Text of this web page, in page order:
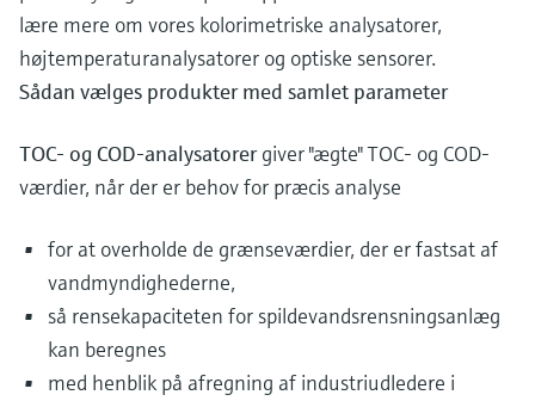
lære mere om vores kolorimetriske analysatorer,
højtemperaturanalysatorer og optiske sensorer.
Sådan vælges produkter med samlet parameter
TOC- og COD-analysatorergiver "ægte" TOC- og COD-
værdier, når der er behov for præcis analyse
for at overholde de grænseværdier, der er fastsat af
vandmyndighederne,
så rensekapaciteten for spildevandsrensningsanlæg
kan beregnes
med henblik på afregning af industriudledere i